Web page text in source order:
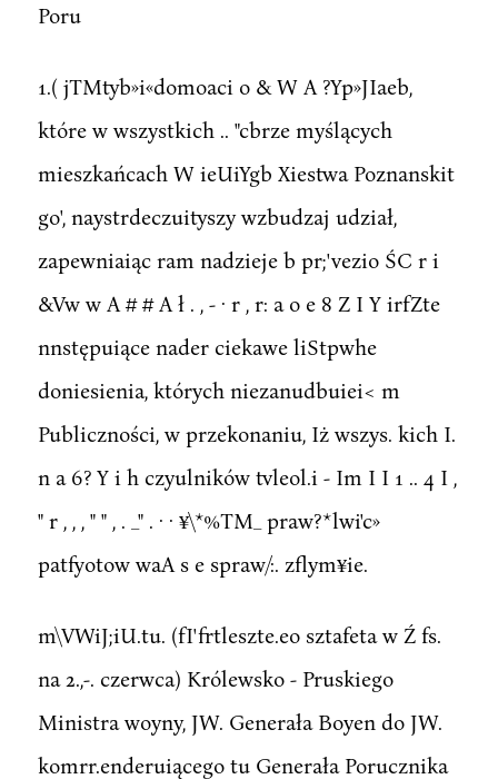
Poru
1.( jTMtyb»i«domoaci o & W A ?Yp»JIaeb,
które w wszystkich .. "cbrze myślących
mieszkańcach W ieUiYgb Xiestwa Poznanskit
go', naystrdeczuityszy wzbudzaj udział,
zapewniaiąc ram nadzieje b pr;'vezio ŚC r i
&Vw w A # # A ł . , - · r , r: a o e 8 Z I Y irfZte
nnstępuiące nader ciekawe liStpwhe
doniesienia, których niezanudbuiei< m
Publiczności, w przekonaniu, Iż wszys. kich I.
n a 6? Y i h czyulników tvleol.i - Im I I 1 .. 4 I ,
" r , , , " " , . _" . · · ¥\*%TM_ praw?*lwi'c»
patfyotow waA s e spraw/:. zflym¥ie.
m\VWiJ;iU.tu. (fI'frtleszte.eo sztafeta w Ź fs.
na 2.,-. czerwca) Królewsko - Pruskiego
Ministra woyny, JW. Generała Boyen do JW.
komrr.enderuiącego tu Generała Porucznika